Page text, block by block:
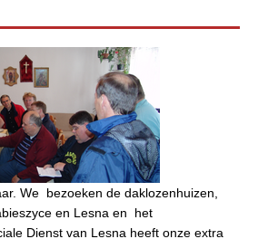
We bezoeken de daklozenhuizen,
en Lesna en het
Dienst van Lesna heeft onze extra